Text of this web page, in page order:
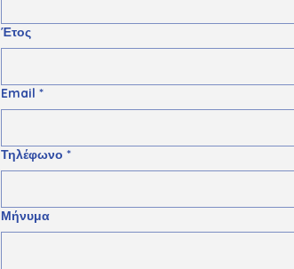
Έτος
Email *
Τηλέφωνο *
Μήνυμα